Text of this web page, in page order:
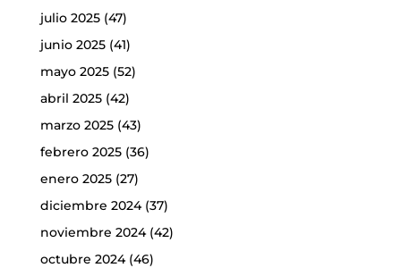
julio 2025(47)
junio 2025(41)
mayo 2025(52)
abril 2025(42)
marzo 2025(43)
febrero 2025(36)
enero 2025(27)
diciembre 2024(37)
noviembre 2024(42)
octubre 2024(46)